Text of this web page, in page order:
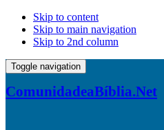
Skip to content
Skip to main navigation
Skip to 2nd column
Toggle navigation
ComunidadeaBíblia.Net